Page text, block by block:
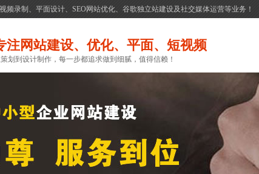
频录制、平面设计、SEO网站优化、谷歌独立站建设及社交媒体运营等业务！
注网站建设、优化、平面、短视频
划到设计制作，每一步都追求做到细腻，值得信赖！